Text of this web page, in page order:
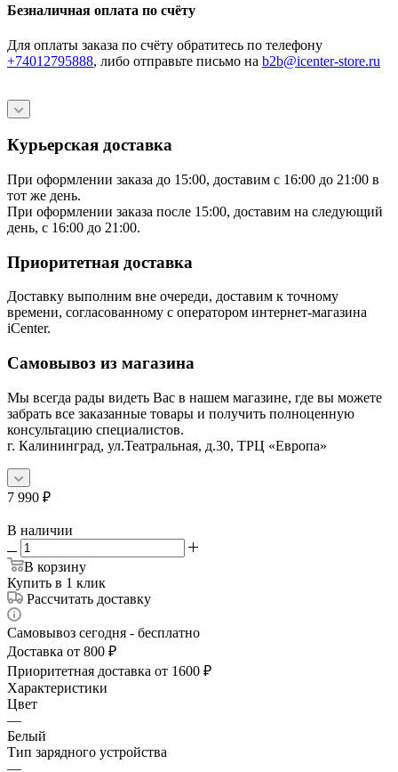
Безналичная оплата по счёту
Для оплаты заказа по счёту обратитесь по телефону
+74012795888, либо отправьте письмо на b2b@icenter-store.ru
Курьерская доставка
При оформлении заказа до 15:00, доставим с 16:00 до 21:00 в
тот же день.
При оформлении заказа после 15:00, доставим на следующий
день, с 16:00 до 21:00.
Приоритетная доставка
Доставку выполним вне очереди, доставим к точному
времени, согласованному с оператором интернет-магазина
iCenter.
Самовывоз из магазина
Мы всегда рады видеть Вас в нашем магазине, где вы можете
забрать все заказанные товары и получить полноценную
консультацию специалистов.
г. Калининград, ул.Театральная, д.30, ТРЦ «Европа»
7 990 ₽
В наличии
В корзину
Купить в 1 клик
Рассчитать доставку
Самовывоз сегодня - бесплатно
Доставка от 800 ₽
Приоритетная доставка от 1600 ₽
Характеристики
Цвет
—
Белый
Тип зарядного устройства
—